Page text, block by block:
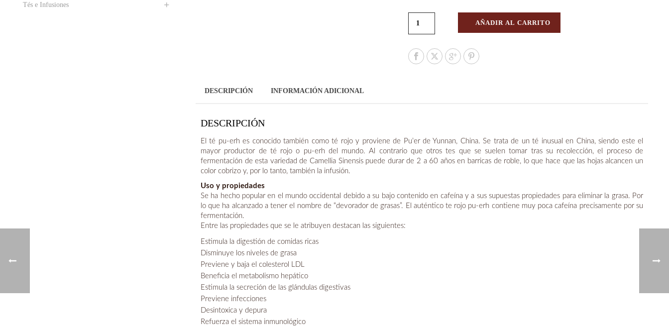
AÑADIR AL CARRITO
DESCRIPCIÓN INFORMACIÓN ADICIONAL
DESCRIPCIÓN
El té pu-erh es conocido también como té rojo y proviene de Pu’er de Yunnan, China. Se trata de un té inusual en China, siendo este el
mayor productor de té rojo o pu-erh del mundo. Al contrario que otros tes que se suelen tomar tras su recolección, el proceso de
fermentación de esta variedad de Camellia Sinensis puede durar de 2 a 60 años en barricas de roble, lo que hace que las hojas alcancen un
color cobrizo y, por lo tanto, también la infusión.
Uso y propiedades
Se ha hecho popular en el mundo occidental debido a su bajo contenido en cafeína y a sus supuestas propiedades para eliminar la grasa. Por
lo que ha alcanzado a tener el nombre de “devorador de grasas”. El auténtico te rojo pu-erh contiene muy poca cafeína precisamente por su
fermentación.
Entre las propiedades que se le atribuyen destacan las siguientes:
Estimula la digestión de comidas ricas
Disminuye los niveles de grasa
Previene y baja el colesterol LDL
Beneficia el metabolismo hepático
Estimula la secreción de las glándulas digestivas
Previene infecciones
Desintoxica y depura
Refuerza el sistema inmunológico
Tés e Infusiones